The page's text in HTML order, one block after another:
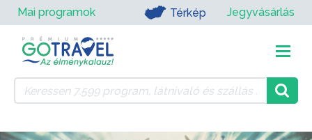
Mai programok Térkép Jegyvásárlás